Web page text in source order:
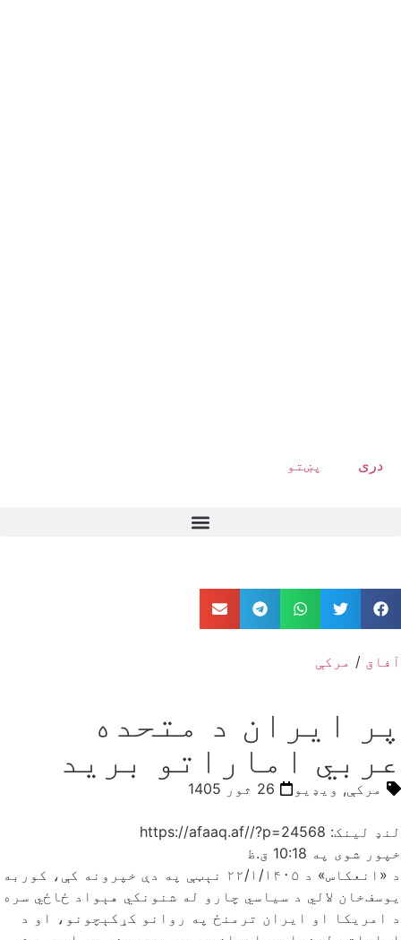
دری پښتو
آفاق / مرکې
پر ایران د متحده
عربي اماراتو برید
مرکې, ویډیو 26 ثور 1405
لنډ لینک: https://afaaq.af//?p=24568
خپور شوی په 10:18 ق.ظ
د «انعکاس» د ۲۲/۱/۱۴۰۵ نېټې په دې خپرونه کې، کوربه
یوسف‌خان لالي د سیاسي چارو له شنونکي هېواد ځاځي سره
د امریکا او ایران ترمنځ په روانو کړکېچونو، او د